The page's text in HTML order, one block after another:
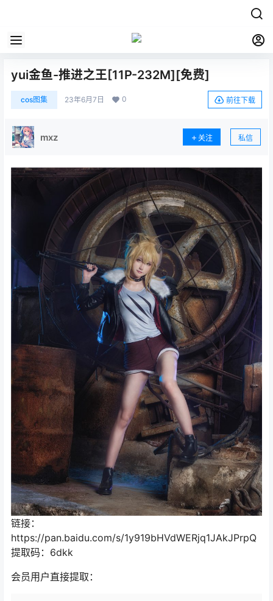
yui金鱼-推进之王[11P-232M][免费]
cos图集 23年6月7日 0 前往下载
mxz 关注 私信
链接：
https://pan.baidu.com/s/1y919bHVdWERjq1JAkJPrpQ
提取码：6dkk
会员用户直接提取：